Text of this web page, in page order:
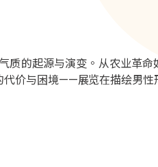
质的起源与演变。从农业革命
代价与困境——展览在描绘男性